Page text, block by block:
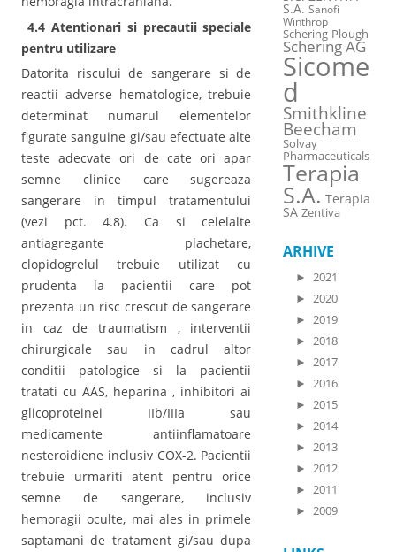
4.4 Atentionari si precautii speciale
pentru utilizare
Datorita riscului de sangerare si de
reactii adverse hematologice, trebuie
determinat numarul elementelor
figurate sanguine gi/sau efectuate alte
teste adecvate ori de cate ori apar
semne clinice care sugereaza
sangerare in timpul tratamentului
(vezi pct. 4.8). Ca si celelalte
antiagregante plachetare,
clopidogrelul trebuie utilizat cu
prudenta la pacientii care pot
prezenta un risc crescut de sangerare
in caz de traumatism , interventii
chirurgicale sau in cadrul altor
conditii patologice si la pacientii
tratati cu AAS, heparina , inhibitori ai
glicoproteinei IIb/IIIa sau
medicamente antiinflamatoare
nesteroidiene inclusiv COX-2. Pacientii
trebuie urmariti atent pentru orice
semne de sangerare, inclusiv
hemoragii oculte, mai ales in primele
saptamani de tratament gi/sau dupa
S.A. Sanofi
Winthrop
Schering-Plough
Schering AG
Sicome
d
Smithkline
Beecham
Solvay
Pharmaceuticals
Terapia
S.A. Terapia
SA Zentiva
ARHIVE
► 2021
► 2020
► 2019
► 2018
► 2017
► 2016
► 2015
► 2014
► 2013
► 2012
► 2011
► 2009